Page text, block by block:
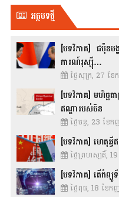
អត្ថបទថ្មី
[បទវិភាគ] ជប៉ុនបង្
ការណ៍រុស្ស៊ី…
ថ្ងៃសុក្រ, 27 ខ
[បទវិភាគ] មហិច្ឆ
ឥណ្ឌារបស់ចិន
ថ្ងៃចន្ទ, 23 ខែ
[បទវិភាគ] ហេតុអ្វី
ថ្ងៃព្រហស្បតិ៍,
[បទវិភាគ] តើកំព្
ថ្ងៃពុធ, 18 ខែក